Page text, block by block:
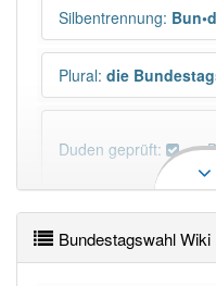
Silbentrennung:
Plural: die
Duden geprüft:
PowerIndex:10
Bundestagswahl Wiki